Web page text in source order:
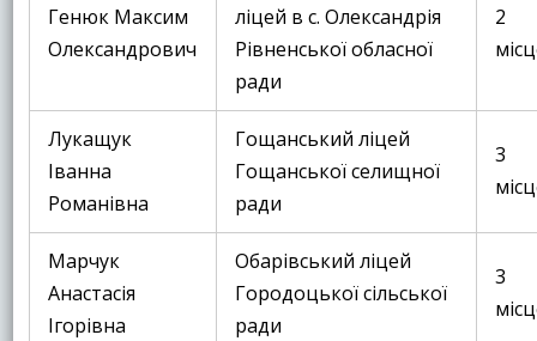
Генюк Максим
Олександрович
ліцей в с. Олександрія
Рівненської обласної
ради
2
Лукащук
Іванна
Романівна
Гощанський ліцей
Гощанської селищної
ради
3
Марчук
Анастасія
Ігорівна
Обарівський ліцей
Городоцької сільської
ради
3